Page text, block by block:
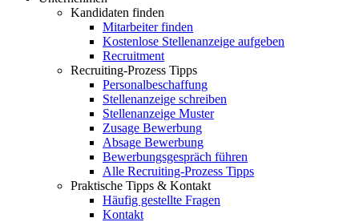
Kandidaten finden
Mitarbeiter finden
Kostenlose Stellenanzeige aufgeben
Recruitment
Recruiting-Prozess Tipps
Personalbeschaffung
Stellenanzeige schreiben
Stellenanzeige Muster
Zusage Bewerbung
Absage Bewerbung
Bewerbungsgespräch führen
Alle Recruiting-Prozess Tipps
Praktische Tipps & Kontakt
Häufig gestellte Fragen
Kontakt